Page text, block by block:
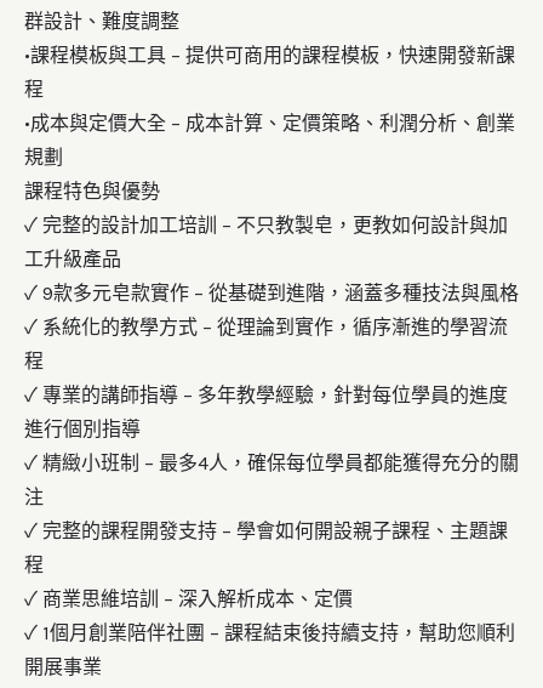
群設計、難度調整
•課程模板與工具 – 提供可商用的課程模板，快速開發新課
程
•成本與定價大全 – 成本計算、定價策略、利潤分析、創業
規劃
課程特色與優勢
✓ 完整的設計加工培訓 – 不只教製皂，更教如何設計與加
工升級產品
✓ 9款多元皂款實作 – 從基礎到進階，涵蓋多種技法與風格
✓ 系統化的教學方式 – 從理論到實作，循序漸進的學習流
程
✓ 專業的講師指導 – 多年教學經驗，針對每位學員的進度
進行個別指導
✓ 精緻小班制 – 最多4人，確保每位學員都能獲得充分的關
注
✓ 完整的課程開發支持 – 學會如何開設親子課程、主題課
程
✓ 商業思維培訓 – 深入解析成本、定價
✓ 1個月創業陪伴社團 – 課程結束後持續支持，幫助您順利
開展事業